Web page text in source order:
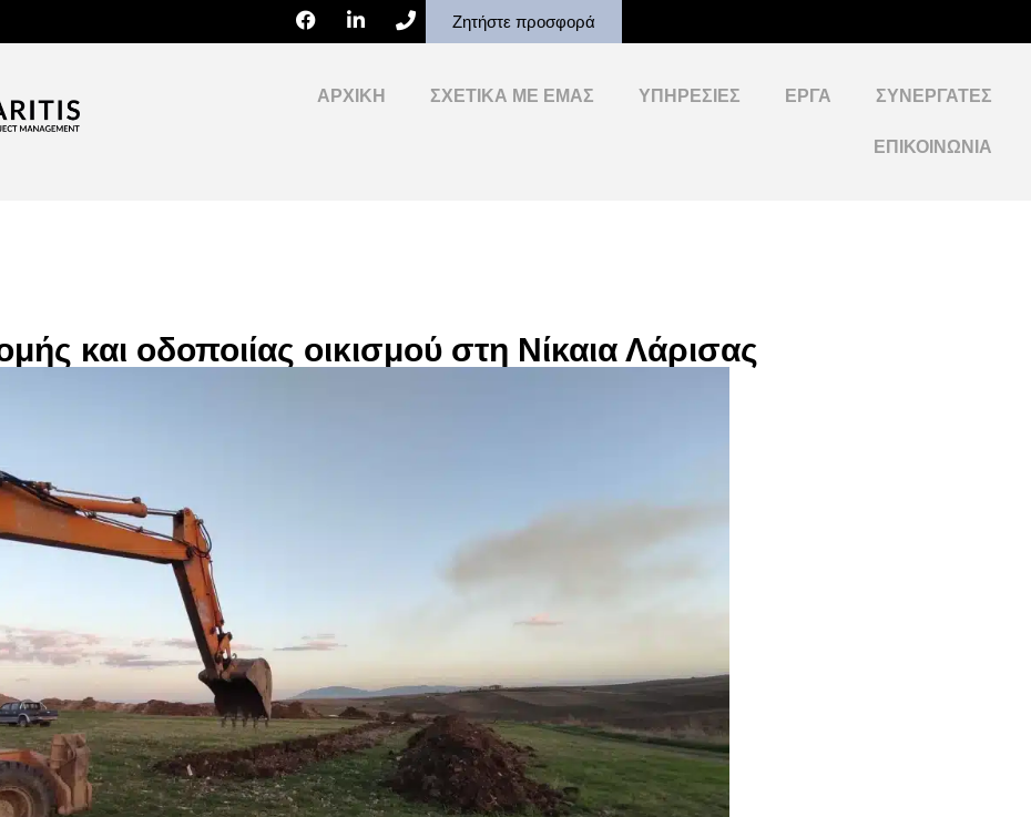
Ζητήστε προσφορά
ΑΡΧΙΚΉ ΣΧΕΤΙΚΆ ΜΕ ΕΜΆΣ ΥΠΗΡΕΣΊΕΣ ΈΡΓΑ ΣΥΝΕΡΓΆΤΕΣ
ΕΠΙΚΟΙΝΩΝΊΑ
και οδοποιίας οικισμού στη Νίκαια Λάρισας